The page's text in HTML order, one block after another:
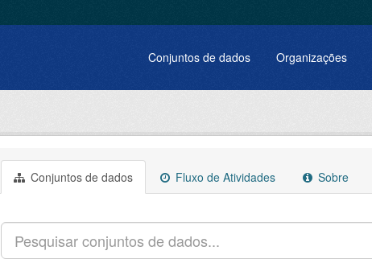
Conjuntos de dados Organizações
Conjuntos de dados Fluxo de Atividades Sobre